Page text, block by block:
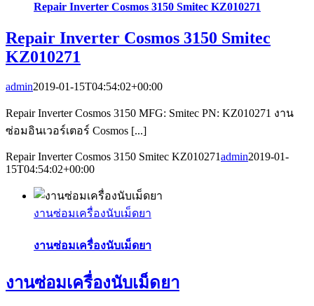
Repair Inverter Cosmos 3150 Smitec KZ010271
Repair Inverter Cosmos 3150 Smitec
KZ010271
admin2019-01-15T04:54:02+00:00
Repair Inverter Cosmos 3150 MFG: Smitec PN: KZ010271 งาน
ซ่อมอินเวอร์เตอร์ Cosmos [...]
Repair Inverter Cosmos 3150 Smitec KZ010271admin2019-01-
15T04:54:02+00:00
งานซ่อมเครื่องนับเม็ดยา
งานซ่อมเครื่องนับเม็ดยา
งานซ่อมเครื่องนับเม็ดยา